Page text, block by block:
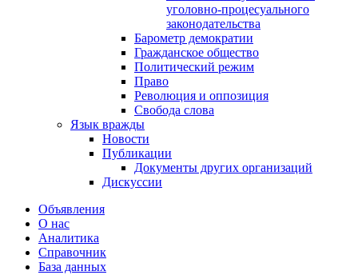
уголовно-процесуального
законодательства
Барометр демократии
Гражданское общество
Политический режим
Право
Революция и оппозиция
Свобода слова
Язык вражды
Новости
Публикации
Документы других организаций
Дискуссии
Объявления
О нас
Аналитика
Справочник
База данных